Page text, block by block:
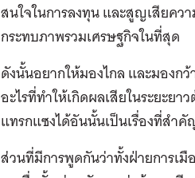
สนใจในการลงทุน และสูญเสียคว
กระทบภาพรวมเศรษฐกิจในที่สุด
ดังนั้นอยากให้มองไกล และมองก
อะไรที่ทำให้เกิดผลเสียในระยะยา
แทรกแซงได้อันนั้นเป็นเรื่องที่สําคั
ส่วนที่มีการพูดกันว่าทั้งฝ่ายการเ